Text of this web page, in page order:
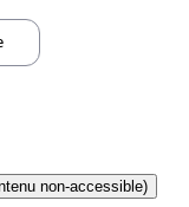
non-accessible)